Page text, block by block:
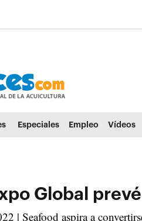
Especiales Empleo Vídeos
Global
| Seafood aspira a